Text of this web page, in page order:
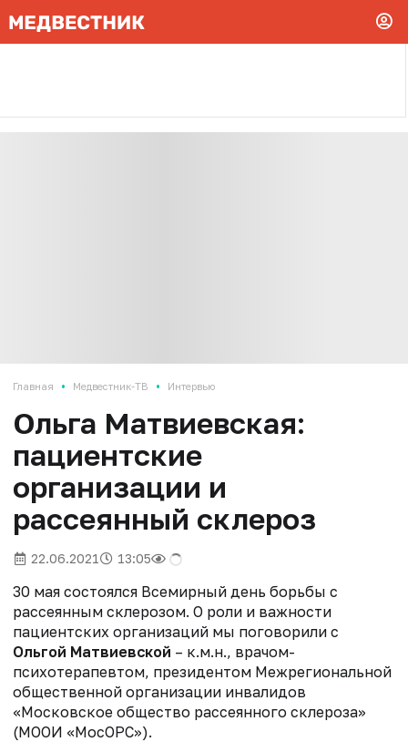
Главная • Медвестник-ТВ • Интервью
Ольга Матвиевская:
пациентские
организации и
рассеянный склероз
22.06.2021 13:05
30 мая состоялся Всемирный день борьбы с
рассеянным склерозом. О роли и важности
пациентских организаций мы поговорили с
Ольгой Матвиевской – к.м.н., врачом-
психотерапевтом, президентом Межрегиональной
общественной организации инвалидов
«Московское общество рассеянного склероза»
(МООИ «МосОРС»).